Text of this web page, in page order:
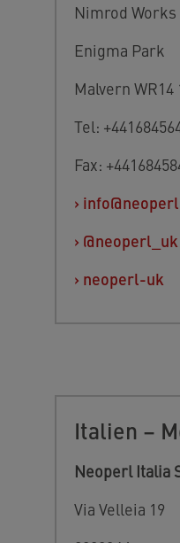
Nimrod Works
Enigma Park
Malvern WR14
Tel:
Fax:
›
› @neoperl_uk
› neoperl-uk
Italien –
Neoperl Italia
Via Velleia 19